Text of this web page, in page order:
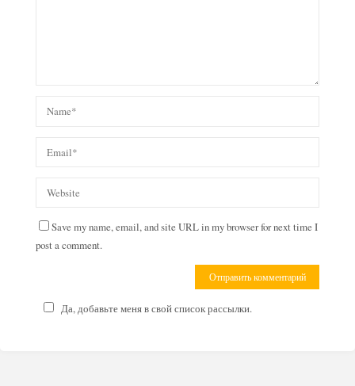
Save my name, email, and site URL in my browser for next time I
post a comment.
Да, добавьте меня в свой список рассылки.